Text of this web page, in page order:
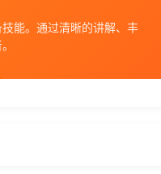
能。通过清晰的讲解、丰